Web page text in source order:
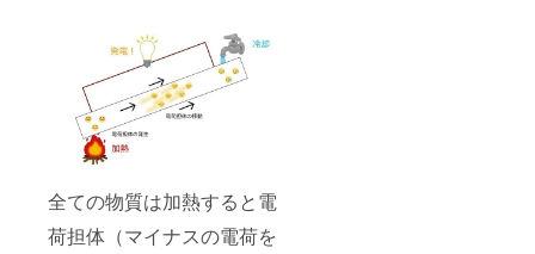
全ての物質は加熱すると電
荷担体（マイナスの電荷を